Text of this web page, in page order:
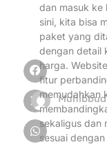
dan masuk ke
sini, kita bisa
paket yang
dengan detail
harga.
fitur
memudahkan
sekaligus dan
sesuai